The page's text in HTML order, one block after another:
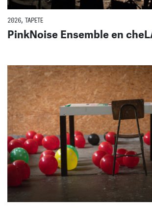
2026, TAPETE
PinkNoise Ensemble en